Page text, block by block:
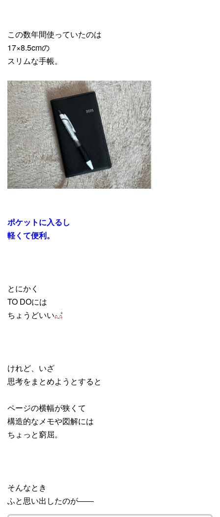
この数年間使っていたのは
17×8.5cmの
スリムな手帳。
ポケットに入るし
軽くて便利。
とにかく
TO DOには
ちょうどいい
けれど、いざ
思考をまとめようとすると
ページの横幅が狭くて
構造的なメモや図解には
ちょっと窮屈。
そんなとき
ふと思い出したのが――